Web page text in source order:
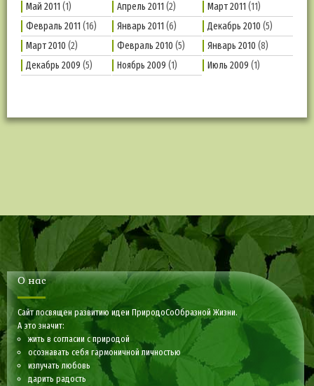
Май 2011 (1) Апрель 2011 (2) Март 2011 (11)
Февраль 2011 (16) Январь 2011 (6) Декабрь 2010 (5)
Март 2010 (2) Февраль 2010 (5) Январь 2010 (8)
Декабрь 2009 (5) Ноябрь 2009 (1) Июль 2009 (1)
О нас
Сайт посвящен развитию идеи ПриродоСоОбразной Жизни.
А это значит:
жить в согласии с природой
осознавать себя гармоничной личностью
излучать любовь
дарить радость